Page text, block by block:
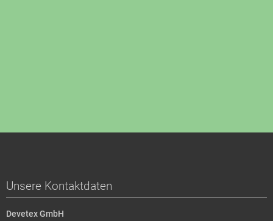
Unsere Kontaktdaten
Devetex GmbH